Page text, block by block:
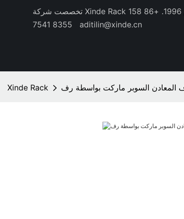
+86 158
8355 7541
aditilin@xinde.cn
Xinde Rack